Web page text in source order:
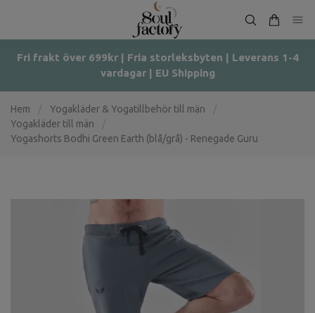
Fri frakt över 699kr | Fria storleksbyten | Leverans 1-4
vardagar | EU Shipping
Hem Yogakläder & Yogatillbehör till män
Yogakläder till män
Yogashorts Bodhi Green Earth (blå/grå) - Renegade Guru